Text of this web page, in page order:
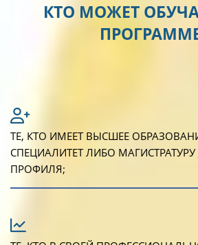
КТО МОЖЕТ
ТЕ, КТО ИМЕЕТ ВЫСШЕЕ
СПЕЦИАЛИТЕТ ЛИБО
ПРОФИЛЯ;